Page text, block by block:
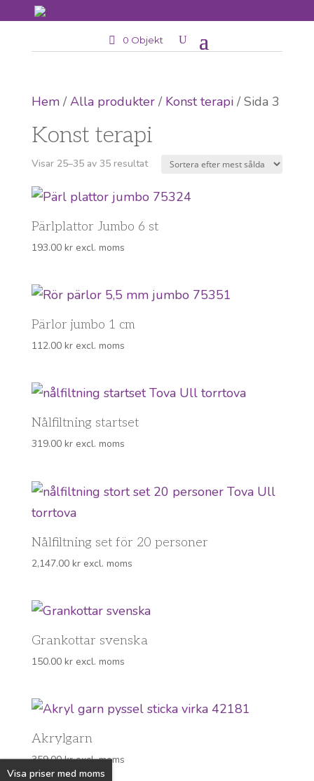
0 Objekt
Hem/Alla produkter/ Konst terapi/ Sida 3
Konst terapi
Visar 25–35 av 35 resultatSortera
popularitet
Pärlplattor Jumbo 6 st
193.00 krexcl. moms
Pärlor jumbo 1 cm
112.00 krexcl. moms
Nålfiltning startset
319.00 krexcl. moms
Nålfiltning set för 20 personer
2,147.00 krexcl. moms
Grankottar svenska
150.00 krexcl. moms
Akrylgarn
359.00krexcl. moms
Visa priser med moms